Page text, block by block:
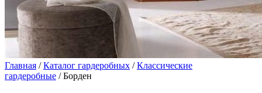
Главная /Каталог гардеробных /Классические
гардеробные / Борден